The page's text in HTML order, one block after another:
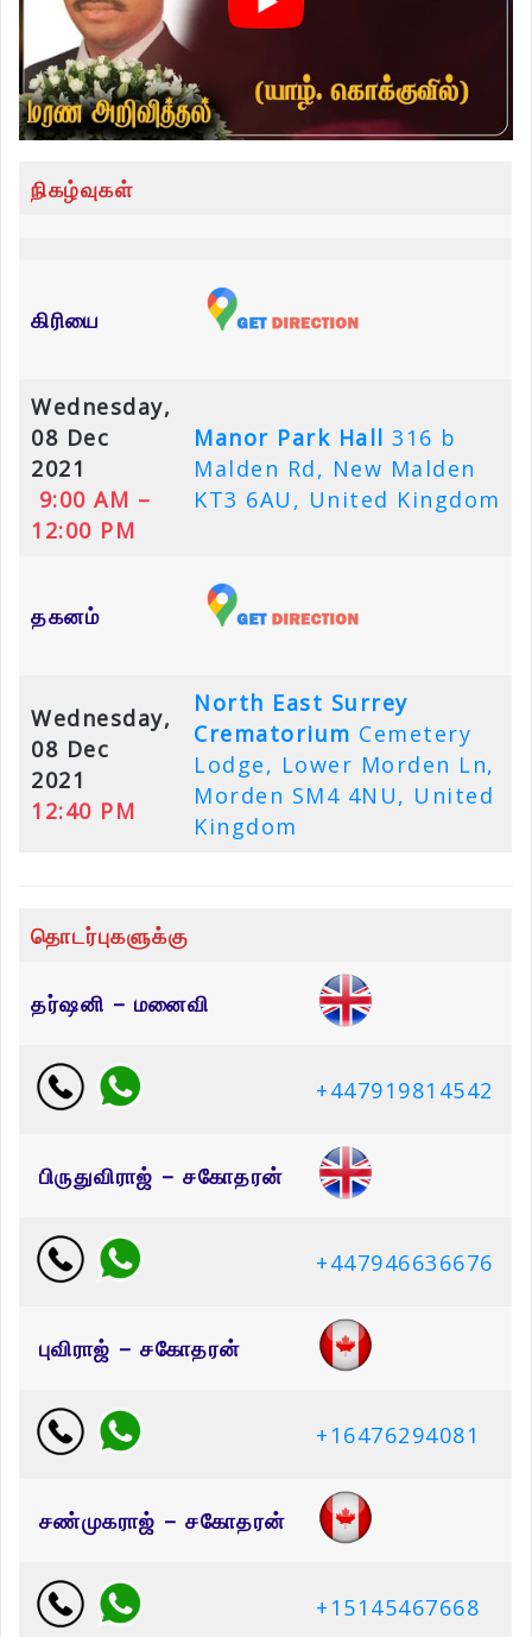
நிகழ்வுகள்
கிரியை
Wednesday,
08 Dec
2021
9:00 AM –
12:00 PM
Manor Park Hall 316 b
Malden Rd, New Malden
KT3 6AU, United Kingdom
தகனம்
Wednesday,
08 Dec
2021
12:40 PM
North East Surrey
Crematorium Cemetery
Lodge, Lower Morden Ln,
Morden SM4 4NU, United
Kingdom
தொடர்புகளுக்கு
தர்ஷனி – மனைவி
+447919814542
பிருதுவிராஜ் – சகோதரன்
+447946636676
புவிராஜ் – சகோதரன்
+16476294081
சண்முகராஜ் – சகோதரன்
+15145467668